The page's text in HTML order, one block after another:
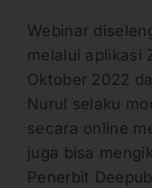
Webinar
melalui aplikasi
Oktober 2022
Nurul selaku
secara online
juga bisa
Penerbit